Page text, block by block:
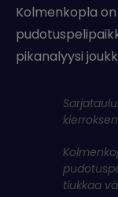
Kolmenkopla
pikanalyysi
tiukkaa